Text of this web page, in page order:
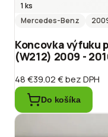
1 ks
Mercedes-Benz
Koncovka výfuku
(W212) 2009 -
48 €39.02 €bez DPH
Do košíka